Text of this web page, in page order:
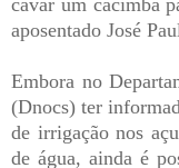
cavar um cacimba
aposentado José
Embora no
(Dnocs) ter
de irrigação nos
de água, ainda é